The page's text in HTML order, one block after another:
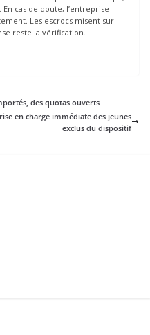
cas de doute, l’entreprise
Les escrocs misent sur
reste la vérification.
des quotas ouverts
en charge immédiate des jeunes
exclus du dispositif